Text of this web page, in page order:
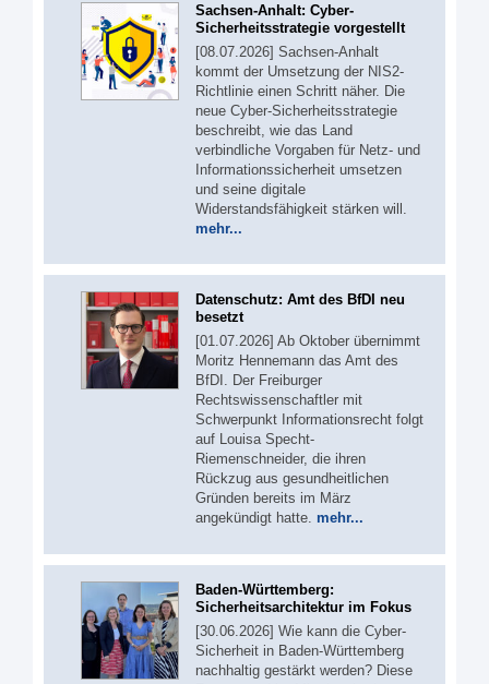
Sachsen-Anhalt: Cyber-
Sicherheitsstrategie vorgestellt
[08.07.2026] Sachsen-Anhalt
kommt der Umsetzung der NIS2-
Richtlinie einen Schritt näher. Die
neue Cyber-Sicherheitsstrategie
beschreibt, wie das Land
verbindliche Vorgaben für Netz- und
Informationssicherheit umsetzen
und seine digitale
Widerstandsfähigkeit stärken will.
mehr...
Datenschutz: Amt des BfDI neu
besetzt
[01.07.2026] Ab Oktober übernimmt
Moritz Hennemann das Amt des
BfDI. Der Freiburger
Rechtswissenschaftler mit
Schwerpunkt Informationsrecht folgt
auf Louisa Specht-
Riemenschneider, die ihren
Rückzug aus gesundheitlichen
Gründen bereits im März
angekündigt hatte. mehr...
Baden-Württemberg:
Sicherheitsarchitektur im Fokus
[30.06.2026] Wie kann die Cyber-
Sicherheit in Baden-Württemberg
nachhaltig gestärkt werden? Diese